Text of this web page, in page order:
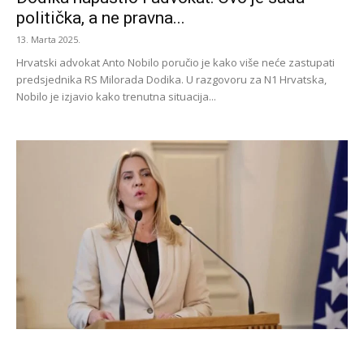
politička, a ne pravna...
13. Marta 2025.
Hrvatski advokat Anto Nobilo poručio je kako više neće zastupati
predsjednika RS Milorada Dodika. U razgovoru za N1 Hrvatska,
Nobilo je izjavio kako trenutna situacija...